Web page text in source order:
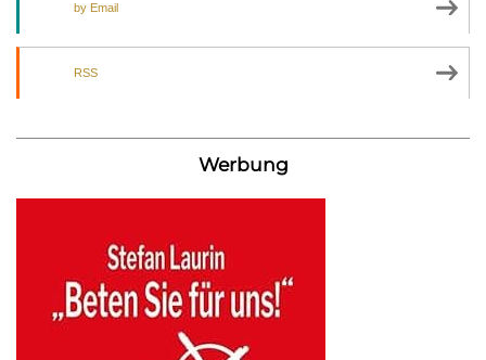
by Email
RSS
Werbung